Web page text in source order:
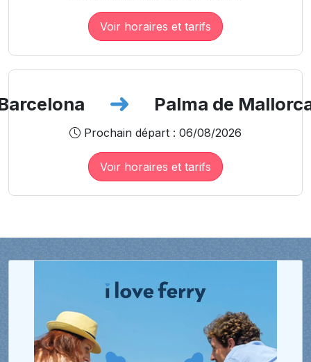
Voir horaires et tarifs
Palma de
Prochain départ : 06/08/2026
Voir horaires et tarifs